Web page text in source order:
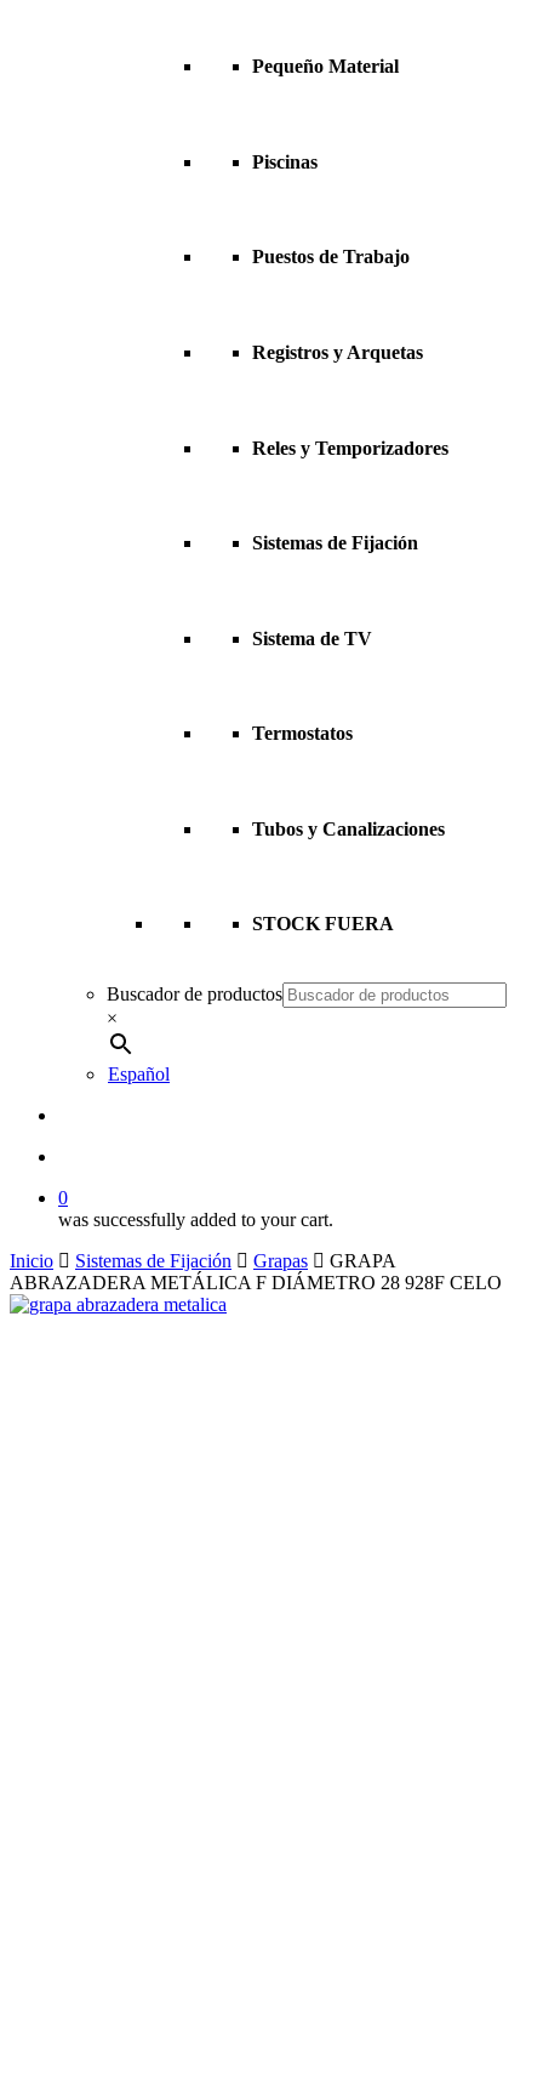
Pequeño Material
Piscinas
Puestos de Trabajo
Registros y Arquetas
Reles y Temporizadores
Sistemas de Fijación
Sistema de TV
Termostatos
Tubos y Canalizaciones
STOCK FUERA
Buscador de productos
×
Español
0
was successfully added to your cart.
Inicio
Sistemas de Fijación Grapas
GRAPA
ABRAZADERA METÁLICA F DIÁMETRO 28 928F CELO